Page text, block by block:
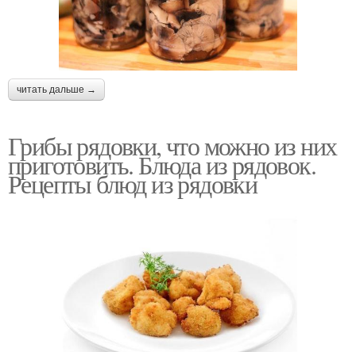
читать дальше →
Грибы рядовки, что можно из них
приготовить. Блюда из рядовок.
Рецепты блюд из рядовки